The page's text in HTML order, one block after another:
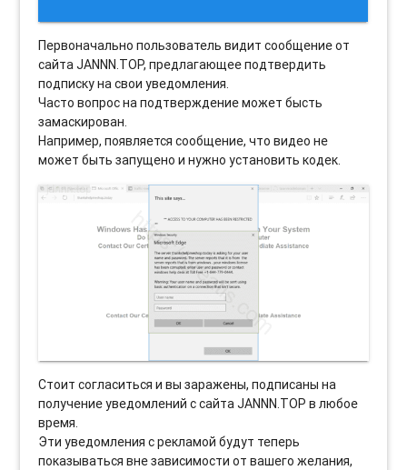
Первоначально пользователь видит сообщение от
сайта JANNN.TOP, предлагающее подтвердить
подписку на свои уведомления.
Часто вопрос на подтверждение может бысть
замаскирован.
Например, появляется сообщение, что видео не
может быть запущено и нужно установить кодек.
Стоит согласиться и вы заражены, подписаны на
получение уведомлений с сайта JANNN.TOP в любое
время.
Эти уведомления с рекламой будут теперь
показываться вне зависимости от вашего желания,